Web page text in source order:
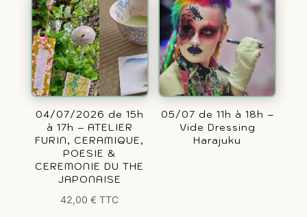
04/07/2026 de 15h
à 17h – ATELIER
FURIN, CERAMIQUE,
POESIE &
CEREMONIE DU THE
JAPONAISE
42,00€ TTC
05/07 de 11h à 18h –
Vide Dressing
Harajuku